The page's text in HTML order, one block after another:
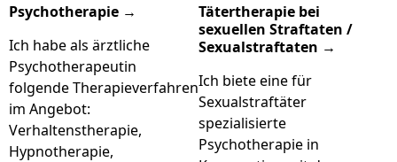
Psychotherapie →
Ich habe als ärztliche
Psychotherapeutin
folgende Therapieverfahren
im Angebot:
Verhaltenstherapie,
Hypnotherapie,
Tätertherapie bei
sexuellen Straftaten /
Sexualstraftaten →
Ich biete eine für
Sexualstraftäter
spezialisierte
Psychotherapie in